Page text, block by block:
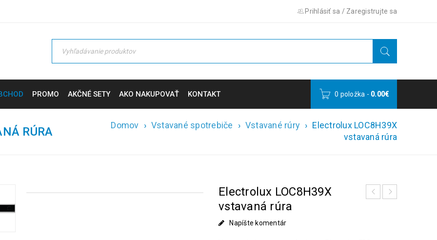
Prihlásiť sa / Zaregistrujte sa
PROMO AKČNÉ SETY AKO NAKUPOVAŤ KONTAKT 0 položka - 0.00€
RÚRA Domov › Vstavané spotrebiče › Vstavané rúry › Electrolux LOC8H39X
vstavaná rúra
Electrolux LOC8H39X
vstavaná rúra
Napíšte komentár